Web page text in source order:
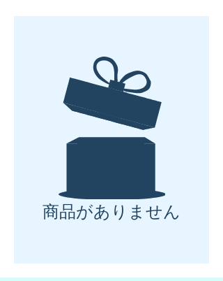
商品がありません